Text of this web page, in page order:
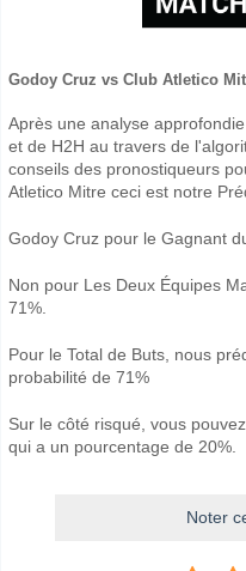
Godoy Cruz vs Club Atletico
Après une analyse
et de H2H au travers de
conseils des pronostiqueurs
Atletico Mitre ceci est notre
Godoy Cruz pour le Gagnant
Non pour Les Deux Équipes
71%.
Pour le Total de Buts, nous
probabilité de 71%
Sur le côté risqué, vous
qui a un pourcentage de 20%.
Noter